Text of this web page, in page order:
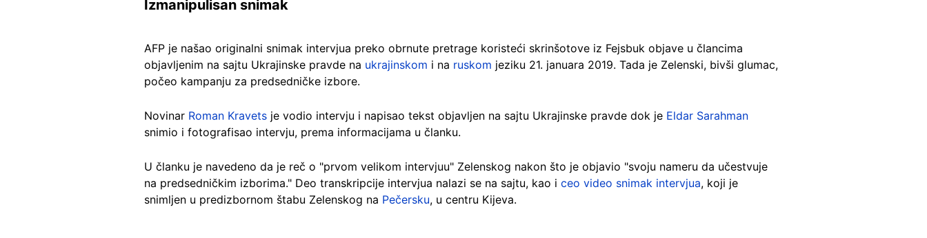
Izmanipulisan snimak
AFP je našao originalni snimak intervjua preko obrnute pretrage koristeći skrinšotove iz Fejsbuk objave u člancima
objavljenim na sajtu Ukrajinske pravde na ukrajinskom i na ruskom jeziku 21. januara 2019. Tada je Zelenski, bivši glumac,
počeo kampanju za predsedničke izbore.
Novinar Roman Kravets je vodio intervju i napisao tekst objavljen na sajtu Ukrajinske pravde dok je Eldar Sarahman
snimio i fotografisao intervju, prema informacijama u članku.
U članku je navedeno da je reč o "prvom velikom intervjuu" Zelenskog nakon što je objavio "svoju nameru da učestvuje
na predsedničkim izborima." Deo transkripcije intervjua nalazi se na sajtu, kao i ceo video snimak intervjua, koji je
snimljen u predizbornom štabu Zelenskog na Pečersku, u centru Kijeva.